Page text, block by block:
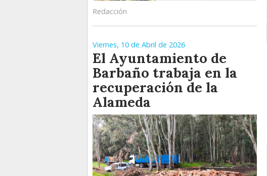
Redacción
Viernes, 10 de Abril de 2026
El Ayuntamiento de
Barbaño trabaja en la
recuperación de la
Alameda